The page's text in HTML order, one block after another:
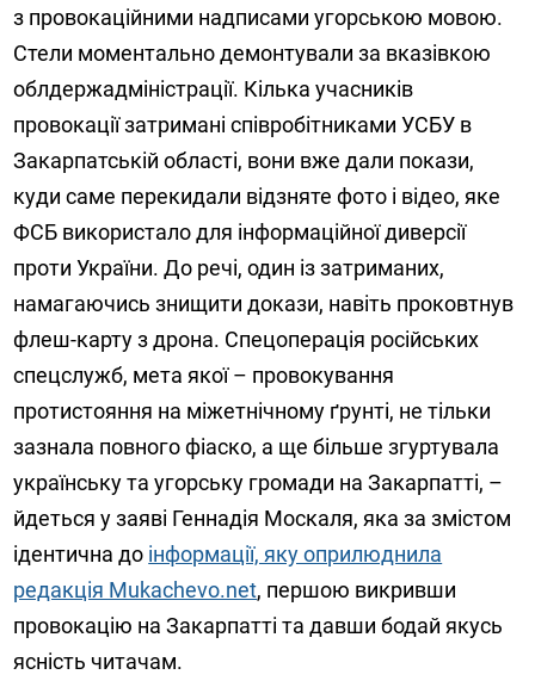
з провокаційними надписами угорською мовою.
Стели моментально демонтували за вказівкою
облдержадміністрації. Кілька учасників
провокації затримані співробітниками УСБУ в
Закарпатській області, вони вже дали покази,
куди саме перекидали відзняте фото і відео, яке
ФСБ використало для інформаційної диверсії
проти України. До речі, один із затриманих,
намагаючись знищити докази, навіть проковтнув
флеш-карту з дрона. Спецоперація російських
спецслужб, мета якої – провокування
протистояння на міжетнічному ґрунті, не тільки
зазнала повного фіаско, а ще більше згуртувала
українську та угорську громади на Закарпатті, –
йдеться у заяві Геннадія Москаля, яка за змістом
ідентична до інформації, яку оприлюднила
редакція Mukachevo.net, першою викривши
провокацію на Закарпатті та давши бодай якусь
ясність читачам.